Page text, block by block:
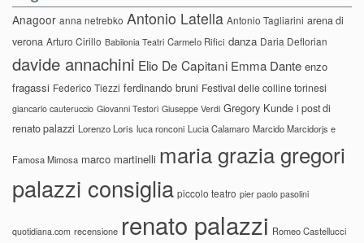
Anagoor anna netrebko Antonio Latella Antonio Tagliarini arena di
verona Arturo Cirillo Babilonia Teatri Carmelo Rifici danza Daria Deflorian
davide annachini Elio De Capitani Emma Dante enzo
fragassi Federico Tiezzi ferdinando bruni Festival delle colline torinesi
giancarlo cauteruccio Giovanni Testori Giuseppe Verdi Gregory Kunde i post di
renato palazzi Lorenzo Loris luca ronconi Lucia Calamaro Marcido Marcidorjs e
Famosa Mimosa marco martinelli maria grazia gregori
palazzi consiglia piccolo teatro pier paolo pasolini
quotidiana.com recensione renato palazzi Romeo Castellucci